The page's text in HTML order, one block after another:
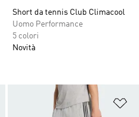
Short da tennis Club Climacool
Uomo Performance
5 colori
Novità
Aggiungi alla lista dei desideri